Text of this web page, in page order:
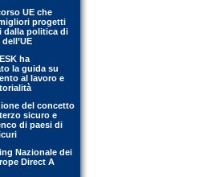
UE che
progetti
dalla politica di
ha
la guida su
al lavoro e
del concetto
sicuro e
di paesi di
Nazionale dei
Direct A